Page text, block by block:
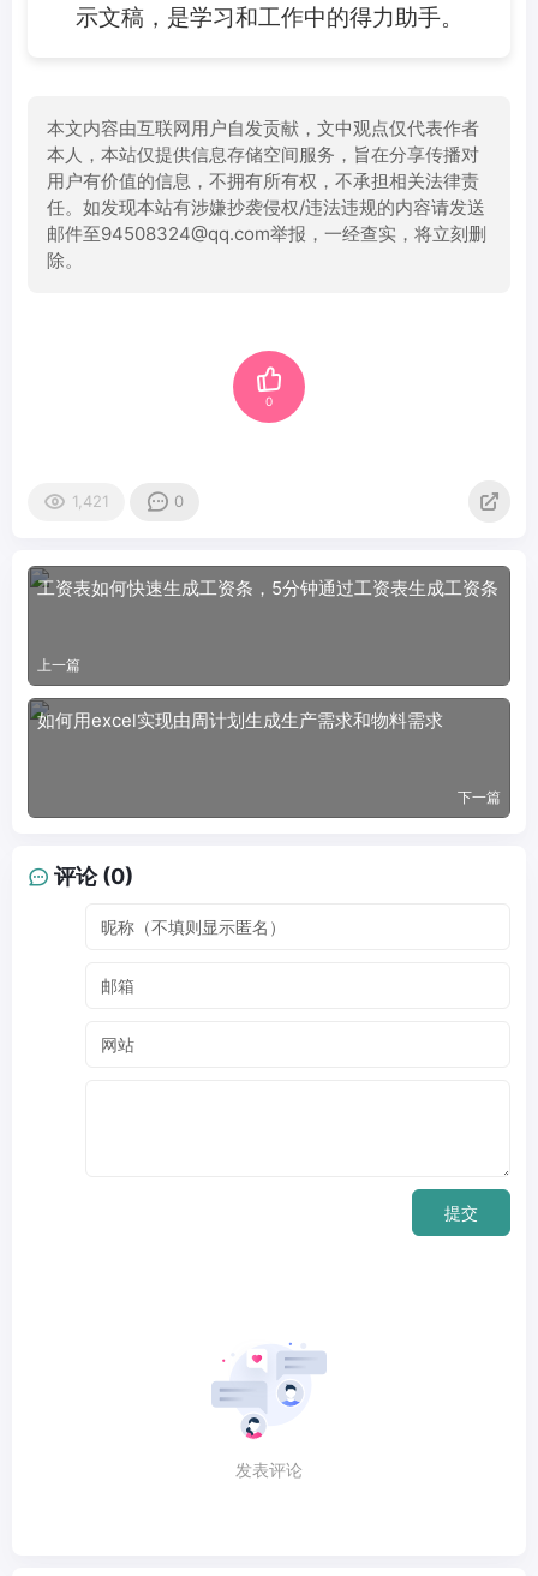
示文稿，是学习和工作中的得力助手。
本文内容由互联网用户自发贡献，文中观点仅代表作者
本人，本站仅提供信息存储空间服务，旨在分享传播对
用户有价值的信息，不拥有所有权，不承担相关法律责
任。如发现本站有涉嫌抄袭侵权/违法违规的内容请发送
邮件至94508324@qq.com举报，一经查实，将立刻删
除。
0
1,421 0
工资表如何快速生成工资条，5分钟通过工资表生成工资条
上一篇
如何用excel实现由周计划生成生产需求和物料需求
下一篇
评论 (0)
提交
发表评论